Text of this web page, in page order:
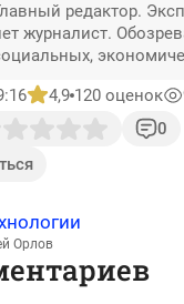
редактор.
журналист.
4,9 120 оценок
0
Орлов